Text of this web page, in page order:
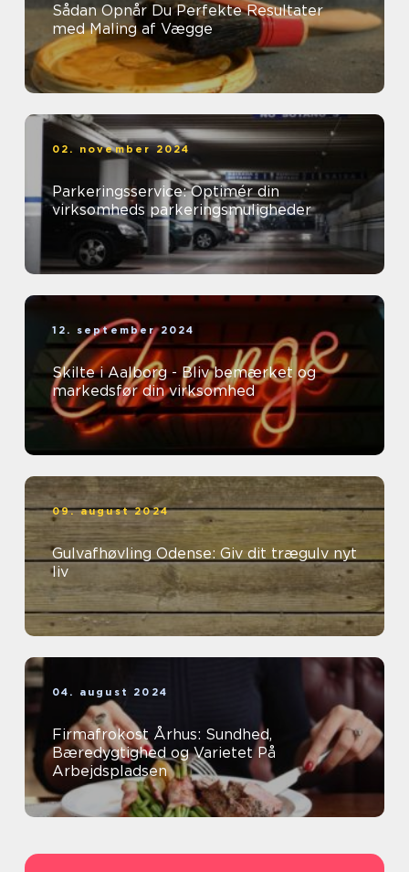
Sådan Opnår Du Perfekte Resultater
med Maling af Vægge
02. november 2024
Parkeringsservice: Optimér din
virksomheds parkeringsmuligheder
12. september 2024
Skilte i Aalborg - Bliv bemærket og
markedsfør din virksomhed
09. august 2024
Gulvafhøvling Odense: Giv dit trægulv nyt
liv
04. august 2024
Firmafrokost Århus: Sundhed,
Bæredygtighed og Varietet På
Arbejdspladsen